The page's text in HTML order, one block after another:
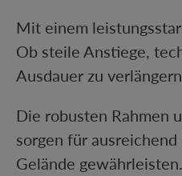
Mit einem
Ob steile Anstiege,
Ausdauer zu
Die robusten Rahmen
sorgen für
Gelände gewährleisten.